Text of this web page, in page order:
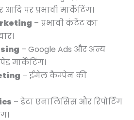
पर प्रभावी मार्केटिंग।
– प्रभावी कंटेंट का
– Google Ads और अन्य
मार्केटिंग।
– ईमेल कैम्पेन की
– डेटा एनालिसिस और रिपोर्टिंग